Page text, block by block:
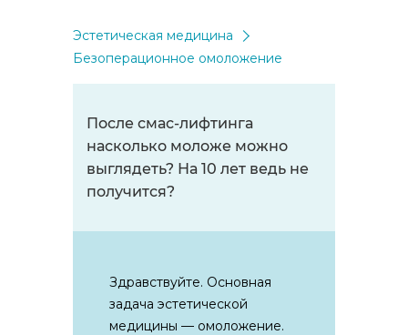
Эстетическая медицина
Безоперационное омоложение
После смас-лифтинга
насколько моложе можно
выглядеть? На 10 лет ведь не
получится?
Здравствуйте. Основная
задача эстетической
медицины — омоложение.